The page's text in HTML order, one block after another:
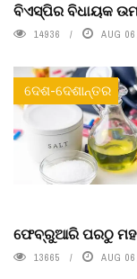
ବିଏସ୍‌ପିର ବିଧାୟକ
14936 AUG
ଦେଶ-ଦେଶାନ୍ତର
ଫେବ୍ରୁଆରି ପରଠୁ
13665 AUG